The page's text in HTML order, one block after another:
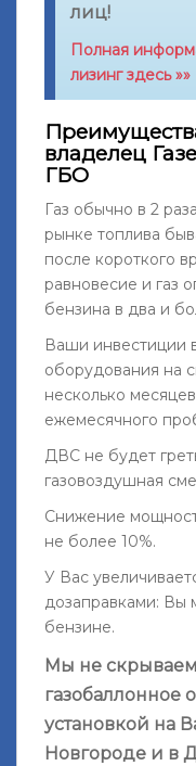
лиц!
Полная
лизинг здесь »»
владелец
ГБО
Газ обычно в 2
рынке топлива
после короткого
равновесие и газ
бензина в два и
Ваши инвестиции
оборудования на
несколько
ежемесячного
ДВС не будет
газовоздушная
Снижение
не более 10%.
У Вас
дозаправками: Вы
бензине.
Мы не
газобаллонное
установкой на
Новгороде и в